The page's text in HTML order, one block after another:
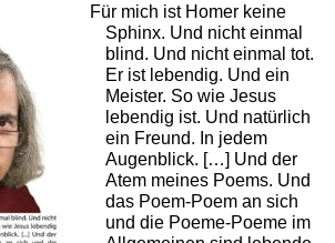
Für mich ist Homer keine
Sphinx. Und nicht einmal
blind. Und nicht einmal tot.
Er ist lebendig. Und ein
Meister. So wie Jesus
lebendig ist. Und natürlich
ein Freund. In jedem
Augenblick. […] Und der
Atem meines Poems. Und
das Poem-Poem an sich
und die Poeme-Poeme im